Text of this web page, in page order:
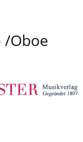
/Oboe